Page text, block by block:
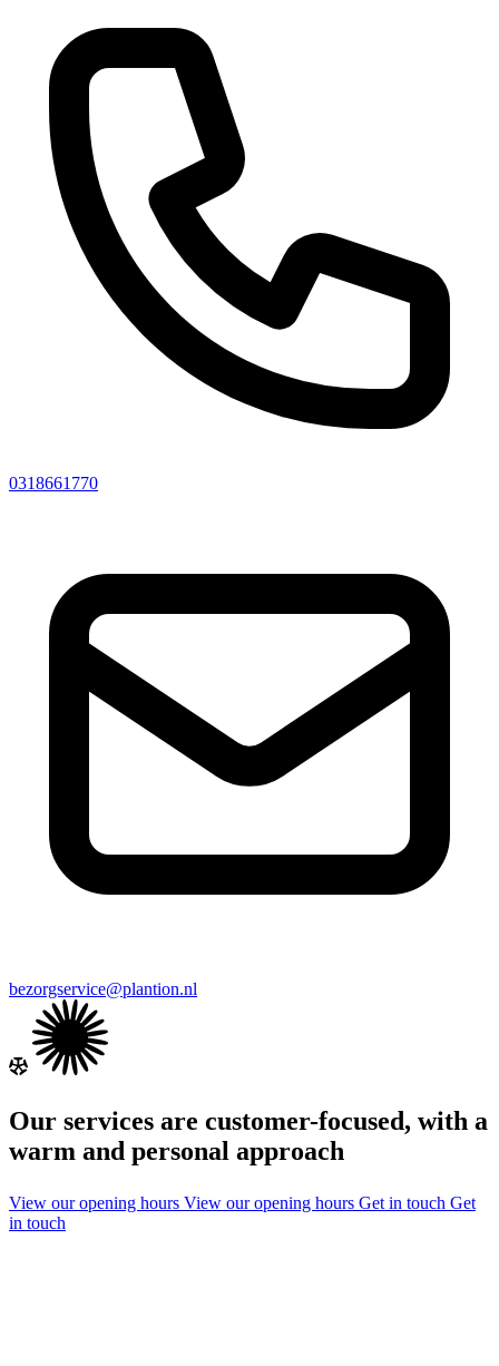
0318661770
bezorgservice@plantion.nl
Our services are customer-focused, with a
warm and personal approach
View our opening hours View our opening hours Get in touch Get
in touch